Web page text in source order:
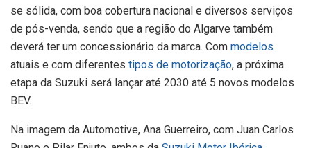
se sólida, com boa cobertura nacional e diversos serviços
de pós-venda, sendo que a região do Algarve também
deverá ter um concessionário da marca. Com modelos
atuais e com diferentes tipos de motorização, a próxima
etapa da Suzuki será lançar até 2030 até 5 novos modelos
BEV.
Na imagem da Automotive, Ana Guerreiro, com Juan Carlos